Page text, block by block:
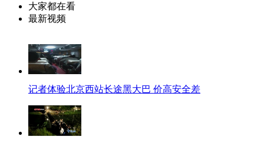
大家都在看
最新视频
记者体验北京西站长途黑大巴 价高安全差